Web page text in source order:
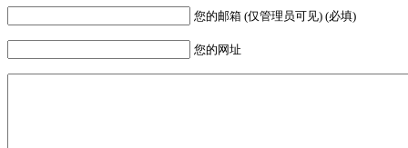
您的邮箱 (仅管理员可见) (必填)
您的网址